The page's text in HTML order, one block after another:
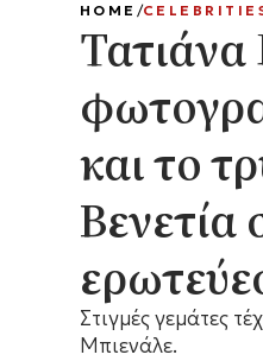
HOME
και το
Βενετία
Στιγμές γεμάτες
Μπιενάλε.